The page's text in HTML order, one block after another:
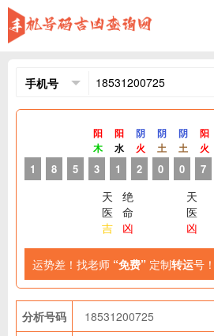
1 8 5
阳
木
3
阳
水
1
天
医
吉
阴
火
2
绝
命
凶
阴
土
0
阴
土
0
阳
火
7
天
医
凶
运势差！找老师 “免费” 定制转运号！
分析号码 18531200725